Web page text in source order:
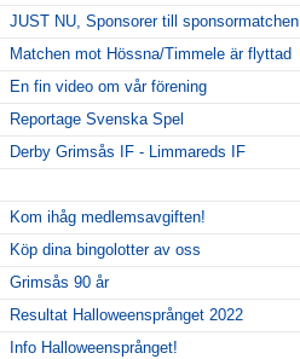
JUST NU, Sponsorer till sponsormatchen
Matchen mot Hössna/Timmele är flyttad
En fin video om vår förening
Reportage Svenska Spel
Derby Grimsås IF - Limmareds IF
Kom ihåg medlemsavgiften!
Köp dina bingolotter av oss
Grimsås 90 år
Resultat Halloweensprånget 2022
Info Halloweensprånget!